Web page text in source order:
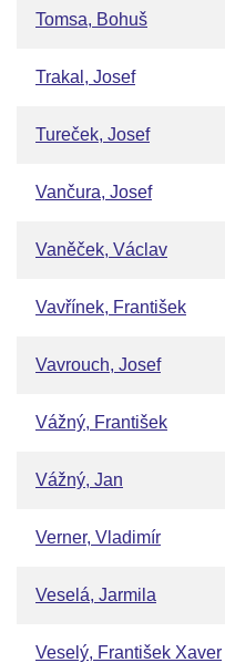
Tomsa, Bohuš
Trakal, Josef
Tureček, Josef
Vančura, Josef
Vaněček, Václav
Vavřínek, František
Vavrouch, Josef
Vážný, František
Vážný, Jan
Verner, Vladimír
Veselá, Jarmila
Veselý, František Xaver